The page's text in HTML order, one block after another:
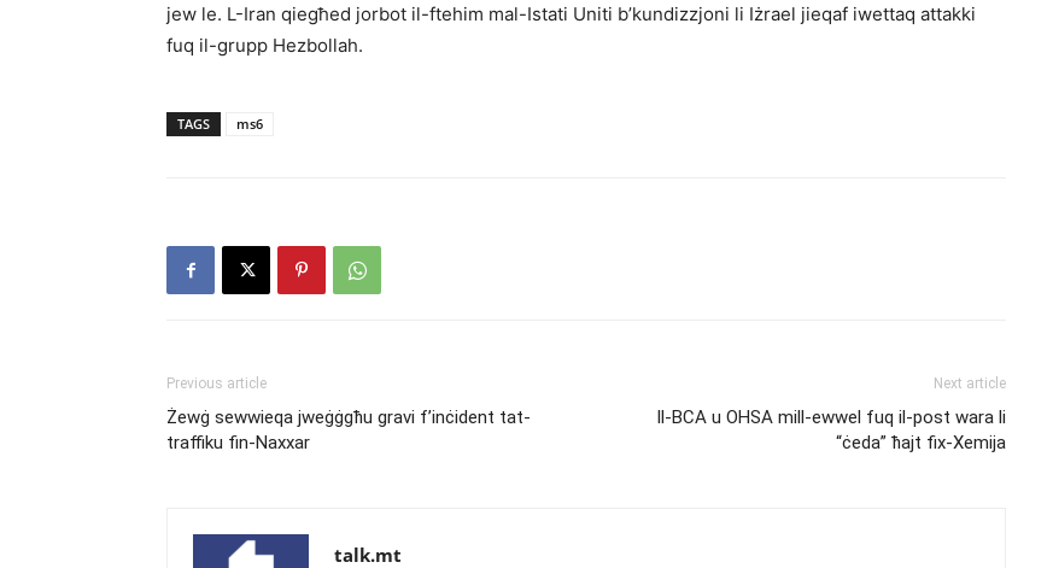
jew le. L-Iran qiegħed jorbot il-ftehim mal-Istati Uniti b’kundizzjoni li Iżrael jieqaf iwettaq attakki
fuq il-grupp Hezbollah.
TAGS ms6
Previous article
Żewġ sewwieqa jweġġgħu gravi f’inċident tat-
traffiku fin-Naxxar
Next article
Il-BCA u OHSA mill-ewwel fuq il-post wara li
“ċeda” ħajt fix-Xemija
talk.mt